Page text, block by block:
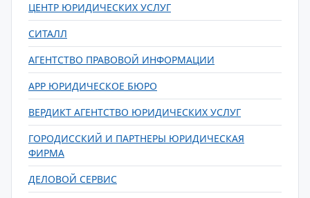
ЦЕНТР ЮРИДИЧЕСКИХ УСЛУГ
СИТАЛЛ
АГЕНТСТВО ПРАВОВОЙ ИНФОРМАЦИИ
АРР ЮРИДИЧЕСКОЕ БЮРО
ВЕРДИКТ АГЕНТСТВО ЮРИДИЧЕСКИХ УСЛУГ
ГОРОДИССКИЙ И ПАРТНЕРЫ ЮРИДИЧЕСКАЯ
ФИРМА
ДЕЛОВОЙ СЕРВИС